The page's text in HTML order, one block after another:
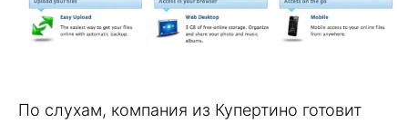
По слухам, компания из Купертино готовит